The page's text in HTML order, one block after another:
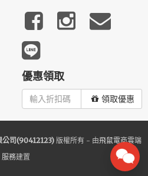
優惠領取
領取優惠
公司(90412123)版權所有 - 由飛鼠電商雲端
服務建置